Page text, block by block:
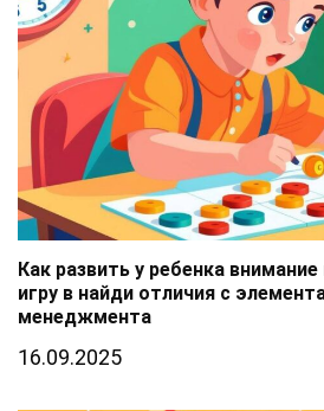
Как развить у ребенка
игру в найди отличия с
менеджмента
16.09.2025